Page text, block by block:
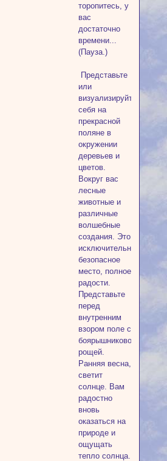
торопитесь, у
вас
достаточно
времени...
(Пауза.)
Представьте
или
визуализируйте
себя на
прекрасной
поляне в
окружении
деревьев и
цветов.
Вокруг вас
лесные
животные и
различные
волшебные
создания. Это
исключительно
безопасное
место, полное
радости.
Представьте
перед
внутренним
взором поле с
боярышниковой
рощей.
Ранняя весна,
светит
солнце. Вам
радостно
вновь
оказаться на
природе и
ощущать
тепло солнца.